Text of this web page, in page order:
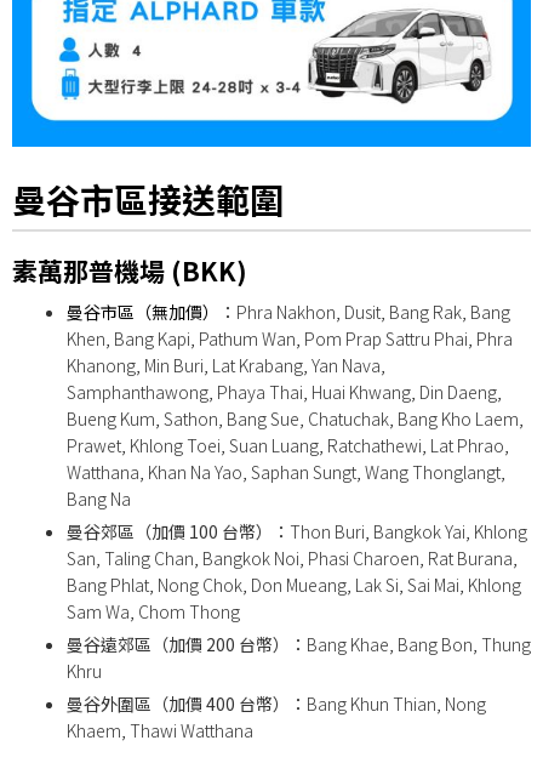
曼谷市區接送範圍
素萬那普機場 (BKK)
曼谷市區（無加價） ： Phra Nakhon, Dusit, Bang Rak, Bang
Khen, Bang Kapi, Pathum Wan, Pom Prap Sattru Phai, Phra
Khanong, Min Buri, Lat Krabang, Yan Nava,
Samphanthawong, Phaya Thai, Huai Khwang, Din Daeng,
Bueng Kum, Sathon, Bang Sue, Chatuchak, Bang Kho Laem,
Prawet, Khlong Toei, Suan Luang, Ratchathewi, Lat Phrao,
Watthana, Khan Na Yao, Saphan Sungt, Wang Thonglangt,
Bang Na
曼谷郊區（加價 100 台幣）： Thon Buri, Bangkok Yai, Khlong
San, Taling Chan, Bangkok Noi, Phasi Charoen, Rat Burana,
Bang Phlat, Nong Chok, Don Mueang, Lak Si, Sai Mai, Khlong
Sam Wa, Chom Thong
曼谷遠郊區（加價 200 台幣）： Bang Khae, Bang Bon, Thung
Khru
曼谷外圍區（加價 400 台幣）： Bang Khun Thian, Nong
Khaem, Thawi Watthana